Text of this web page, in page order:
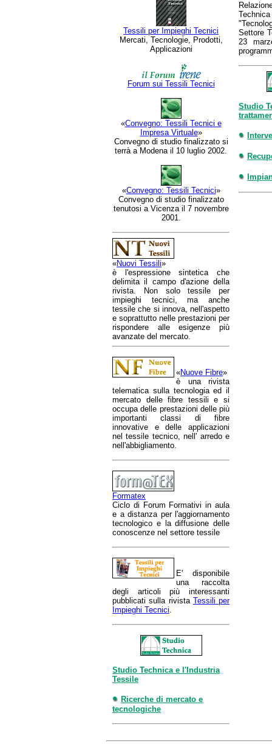
Tessili per Impieghi Tecnici
Mercati, Tecnologie, Prodotti,
Applicazioni
Forum sui Tessili Tecnici
«Convegno: Tessili Tecnici e
Impresa Virtuale»
Convegno di studio finalizzato si
terrà a Modena il 10 luglio 2002.
«Convegno: Tessili Tecnici»
Convegno di studio finalizzato
tenutosi a Vicenza il 7 novembre
2001.
«Nuovi Tessili»
è l'espressione sintetica che
delimita il campo d'azione della
rivista. Non solo tessile per
impieghi tecnici, ma anche
tessile che si innova, nell'aspetto
e soprattutto nelle prestazioni per
rispondere alle esigenze più
avanzate del mercato.
«Nuove Fibre»
è una rivista
telematica sulla tecnologia ed il
mercato delle fibre tessili e si
occupa delle prestazioni delle più
importanti classi di fibre
innovative e delle applicazioni
nel tessile tecnico, nell' arredo e
nell'abbigliamento.
Formatex
Ciclo di Forum Formativi in aula
e a distanza per l'aggiornamento
tecnologico e la diffusione delle
conoscenze nel settore tessile
E' disponibile
una raccolta
degli articoli più interessanti
pubblicati sulla rivista Tessili per
Impieghi Tecnici.
Studio Technica e l'Industria
Tessile
Ricerche di mercato e
tecnologiche
Settore
23
Studio